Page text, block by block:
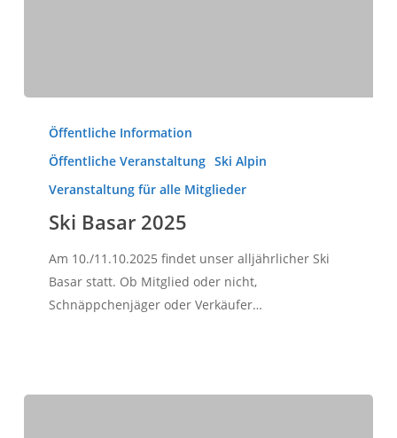
Basar
2025
Öffentliche Information
Öffentliche Veranstaltung Ski Alpin
Veranstaltung für alle Mitglieder
Ski Basar 2025
Am 10./11.10.2025 findet unser alljährlicher Ski
Basar statt. Ob Mitglied oder nicht,
Schnäppchenjäger oder Verkäufer…